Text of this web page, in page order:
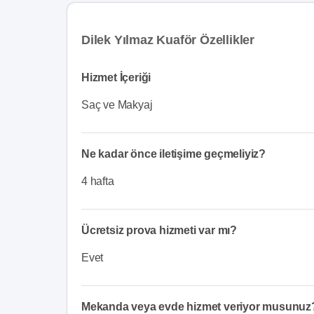
Dilek Yılmaz Kuaför Özellikler
Hizmet İçeriği
Saç ve Makyaj
Ne kadar önce iletişime geçmeliyiz?
4 hafta
Ücretsiz prova hizmeti var mı?
Evet
Mekanda veya evde hizmet veriyor